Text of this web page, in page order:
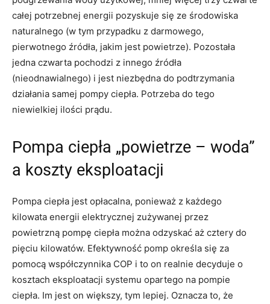
całej potrzebnej energii pozyskuje się ze środowiska
naturalnego (w tym przypadku z darmowego,
pierwotnego źródła, jakim jest powietrze). Pozostała
jedna czwarta pochodzi z innego źródła
(nieodnawialnego) i jest niezbędna do podtrzymania
działania samej pompy ciepła. Potrzeba do tego
niewielkiej ilości prądu.
Pompa ciepła „powietrze – woda”
a koszty eksploatacji
Pompa ciepła jest opłacalna, ponieważ z każdego
kilowata energii elektrycznej zużywanej przez
powietrzną pompę ciepła można odzyskać aż cztery do
pięciu kilowatów. Efektywność pomp określa się za
pomocą współczynnika COP i to on realnie decyduje o
kosztach eksploatacji systemu opartego na pompie
ciepła. Im jest on większy, tym lepiej. Oznacza to, że